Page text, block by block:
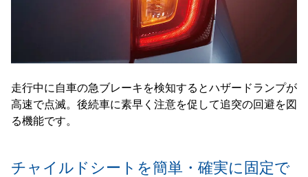
走行中に自車の急ブレーキを検知するとハザードランプが
高速で点滅。後続車に素早く注意を促して追突の回避を図
る機能です。
チャイルドシートを簡単・確実に固定で